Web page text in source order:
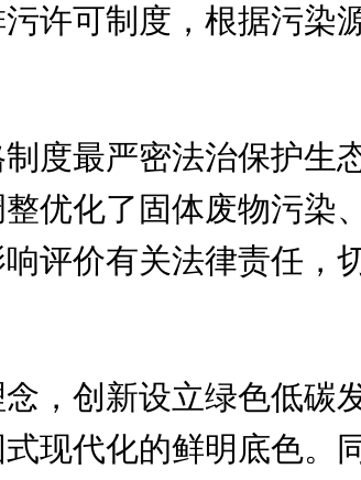
许可制度，根据污染
度最严密法治保护生
优化了固体废物污染
评价有关法律责任，
，创新设立绿色低碳
现代化的鲜明底色。